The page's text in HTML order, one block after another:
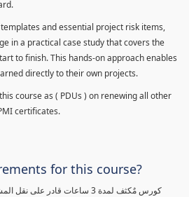
and essential project risk items,
in a practical case study that covers the
to finish. This hands-on approach enables
directly to their own projects.
course as ( PDUs ) on renewing all other
certificates.
for this course?
كورس مٌكثف لمدة 3 ساعات قادر